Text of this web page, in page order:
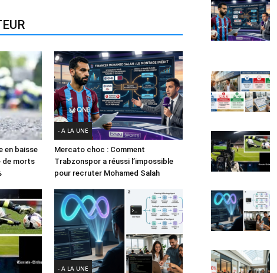
en baisse
de morts
- A LA UNE
Mercato choc : Comment
Trabzonspor a réussi l’impossible
pour recruter Mohamed Salah
- A LA UNE